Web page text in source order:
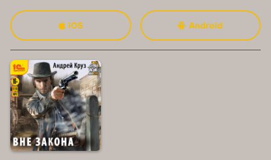
iOS Android